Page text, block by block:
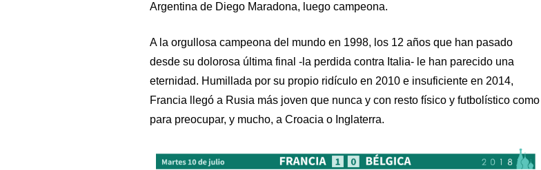
Argentina de Diego Maradona, luego campeona.
A la orgullosa campeona del mundo en 1998, los 12 años que han pasado
desde su dolorosa última final -la perdida contra Italia- le han parecido una
eternidad. Humillada por su propio ridículo en 2010 e insuficiente en 2014,
Francia llegó a Rusia más joven que nunca y con resto físico y futbolístico como
para preocupar, y mucho, a Croacia o Inglaterra.